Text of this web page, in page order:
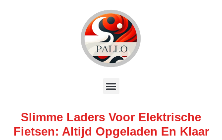
Slimme Laders Voor Elektrische
Fietsen: Altijd Opgeladen En Klaar